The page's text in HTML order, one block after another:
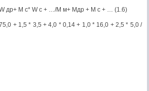
др+ M с* W c + …/M м+ Mдр + M с + … (1.6)
+ 1,5 * 3,5 + 4,0 * 0,14 + 1,0 * 16,0 + 2,5 * 5,0 /